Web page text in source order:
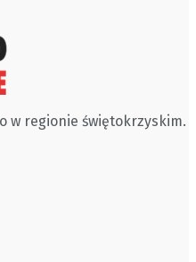
w regionie świętokrzyskim.